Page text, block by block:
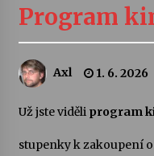
Sukuba
4. 8.
Vernisáž
kapkou
Veselí
Program
Axl 1. 6. 2026
Už jste viděli program
stupenky k zakoupení